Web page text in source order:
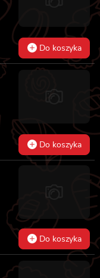
Do koszyka
Do koszyka
Do koszyka